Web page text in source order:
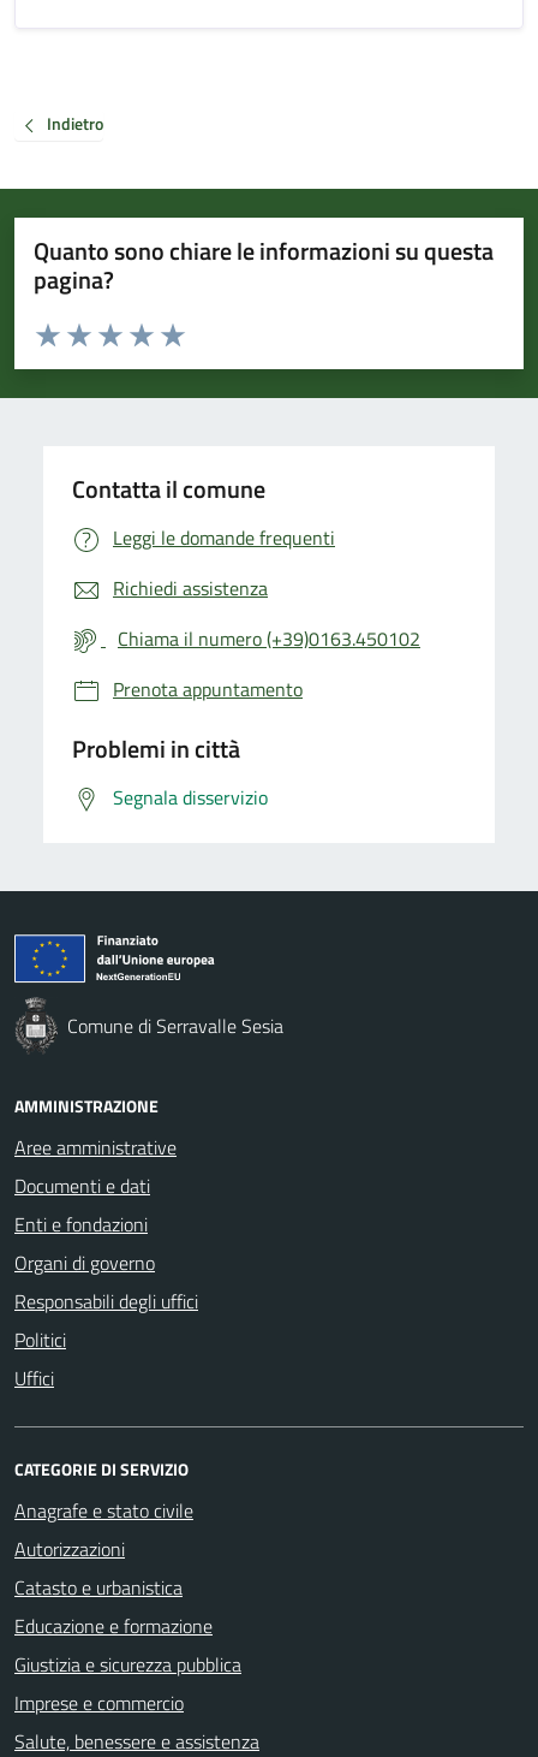
Indietro
Quanto sono chiare le informazioni su questa
pagina?
Valuta da 1 a 5 stelle la pagina
Valuta 5 stelle su 5
Valuta 4 stelle su 5
Valuta 3 stelle su 5
Valuta 2 stelle su 5
Valuta 1 stelle su 5
Contatta il comune
Leggi le domande frequenti
Richiedi assistenza
Chiama il numero (+39)0163.450102
Prenota appuntamento
Problemi in città
Segnala disservizio
Comune di Serravalle Sesia
AMMINISTRAZIONE
Aree amministrative
Documenti e dati
Enti e fondazioni
Organi di governo
Responsabili degli uffici
Politici
Uffici
CATEGORIE DI SERVIZIO
Anagrafe e stato civile
Autorizzazioni
Catasto e urbanistica
Educazione e formazione
Giustizia e sicurezza pubblica
Imprese e commercio
Salute, benessere e assistenza